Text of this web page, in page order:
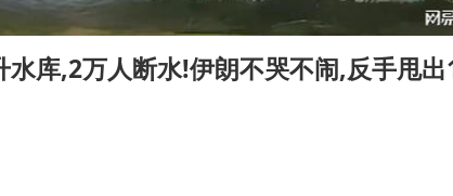
苑火灾或由烟头引起
《告全体市民书》
水库,2万人断水!伊朗不哭不闹,反手甩